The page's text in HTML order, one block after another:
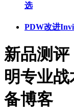
选
PDW改进
新品测
明专业
备博客